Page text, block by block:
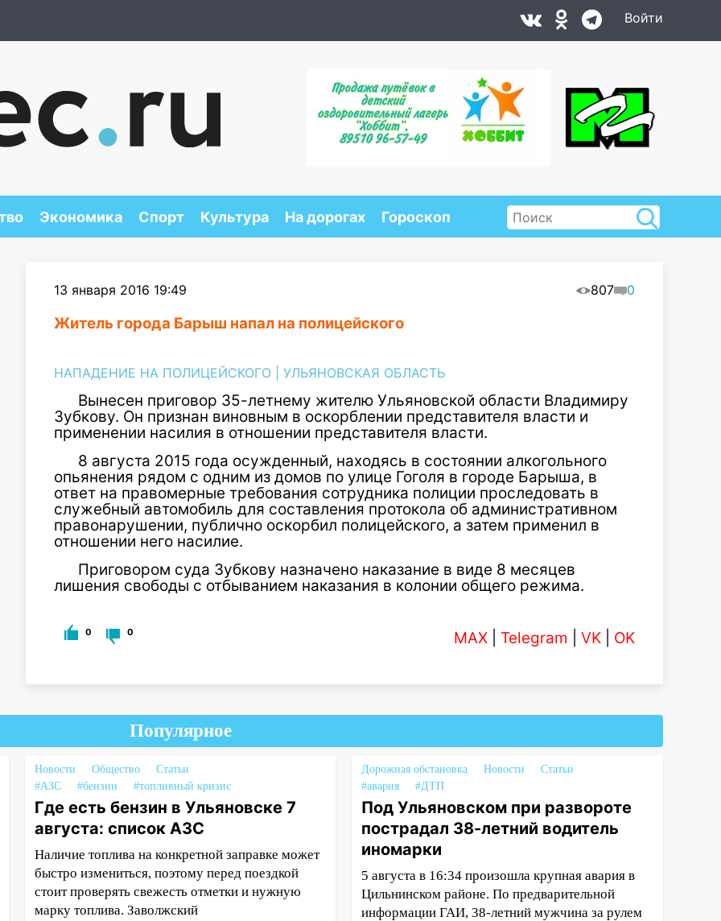
Войти
Экономика Спорт Культура На дорогах Гороскоп
13 января 2016 19:49 807 0
Житель города Барыш напал на полицейского
НАПАДЕНИЕ НА ПОЛИЦЕЙСКОГО УЛЬЯНОВСКАЯ ОБЛАСТЬ
Вынесен приговор 35-летнему жителю Ульяновской области Владимиру
Зубкову. Он признан виновным в оскорблении представителя власти и
применении насилия в отношении представителя власти.
8 августа 2015 года осужденный, находясь в состоянии алкогольного
опьянения рядом с одним из домов по улице Гоголя в городе Барыша, в
ответ на правомерные требования сотрудника полиции проследовать в
служебный автомобиль для составления протокола об административном
правонарушении, публично оскорбил полицейского, а затем применил в
отношении него насилие.
Приговором суда Зубкову назначено наказание в виде 8 месяцев
лишения свободы с отбыванием наказания в колонии общего режима.
0 0 MAX Telegram VK OK
Популярное
Новости Общество
Статьи
#АЗС
#бензин #топливный кризис
Где есть бензин в Ульяновске 7
августа: список АЗС
Наличие топлива на конкретной заправке может
быстро измениться, поэтому перед поездкой
стоит проверять свежесть отметки и нужную
марку топлива. Заволжский
Дорожная обстановка Новости
Статьи
#авария
#ДТП
Под Ульяновском при развороте
пострадал 38-летний водитель
иномарки
5 августа в 16:34 произошла крупная авария в
Цильнинском районе. По предварительной
информации ГАИ, 38-летний мужчина за рулем